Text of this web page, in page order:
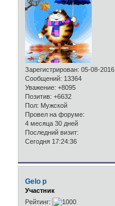
Зарегистрирован: 05-08-2016
Сообщений: 13364
Уважение: +8095
Позитив: +6632
Пол: Мужской
Провел на форуме:
4 месяца 30 дней
Последний визит:
Сегодня 17:24:36
Gelo p
Участник
Рейтинг: